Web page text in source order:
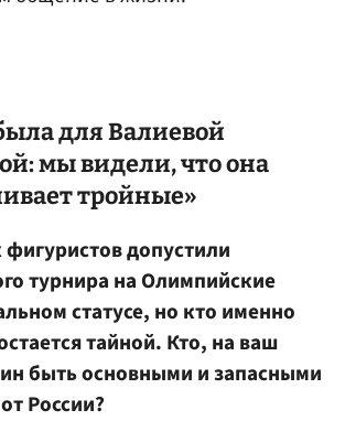
для Валиевой
мы видели, что она
тройные»
допустили
турнира на Олимпийские
статусе, но кто именно
тайной. Кто, на ваш
быть основными и запасными
России?